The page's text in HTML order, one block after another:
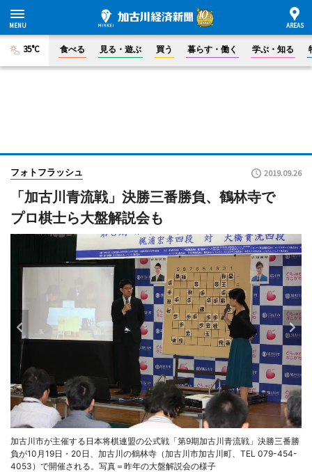
35°C 食べる 見る・遊ぶ 買う 暮らす・働く 学ぶ・知る
フォトフラッシュ 2019.09.26
「加古川青流戦」決勝三番勝負、鶴林寺で
プロ棋士ら大盤解説会も
加古川市が主催する日本将棋連盟の公式戦「第9期加古川青流戦」決勝三番勝
負が10月19日・20日、加古川の鶴林寺（加古川市加古川町、TEL 079-454-
4053）で開催される。写真＝昨年の大盤解説会の様子